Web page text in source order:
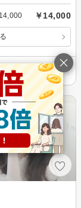
￥14,000